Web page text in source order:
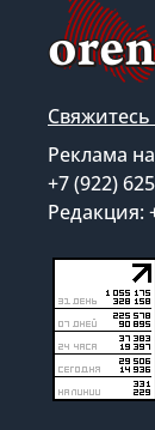
Реклама
+7 (922)
Редакция: